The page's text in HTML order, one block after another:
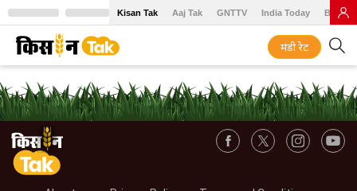
Kisan Tak Aaj Tak GNTTV India Today BT
मंडी रेट